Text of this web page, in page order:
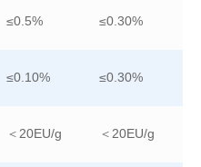
≤0.5% ≤0.30%
≤0.10% ≤0.30%
＜20EU/g ＜20EU/g